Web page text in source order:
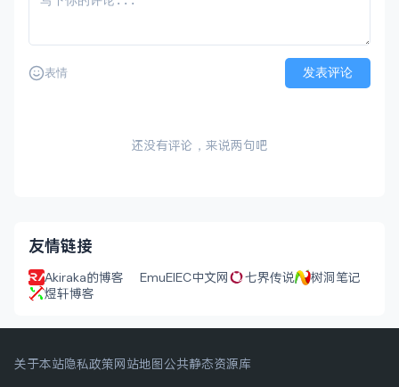
表情 发表评论
还没有评论，来说两句吧
友情链接
Akiraka的博客 EmuElEC中文网 七界传说
树洞笔记
煜轩博客
关于本站隐私政策网站地图 公共静态资源库